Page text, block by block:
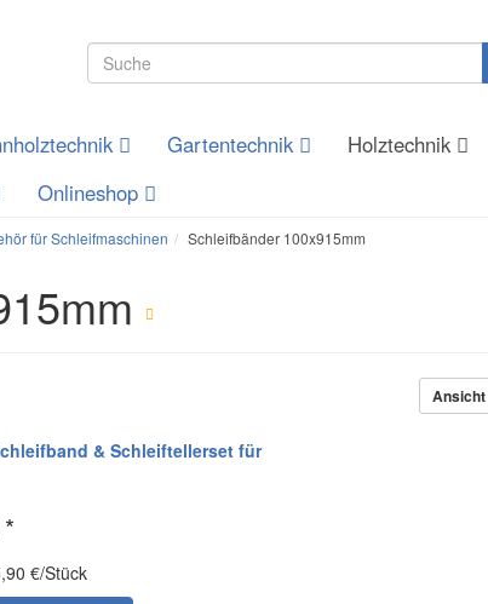
Gartentechnik Holztechnik
Onlineshop
für Schleifmaschinen Schleifbänder 100x915mm
Ansicht
& Schleiftellerset für
€/Stück